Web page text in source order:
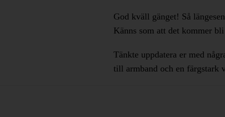
God kväll gänget! Så
Känns som att det kommer
Tänkte uppdatera er med
till armband och en färgstark